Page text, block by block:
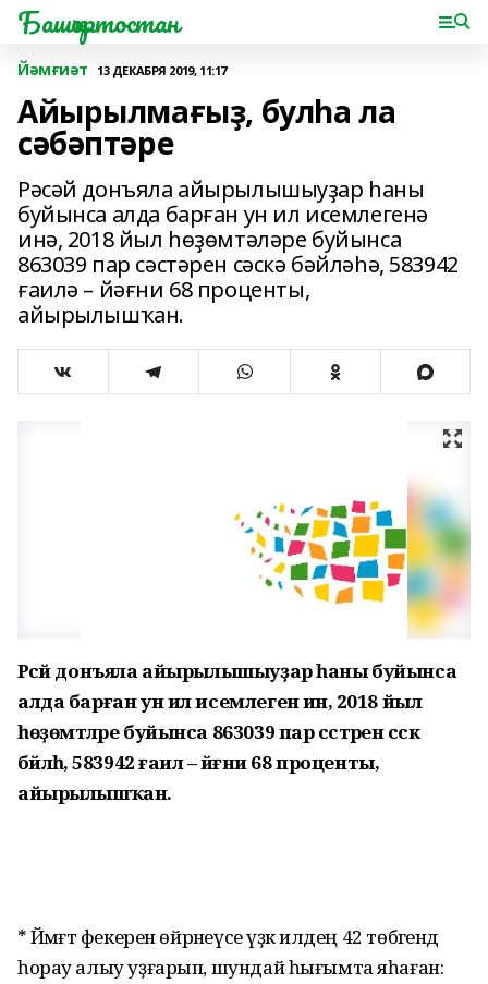
Башҡортостан
Йәмғиәт 13 ДЕКАБРЯ 2019, 11:17
Айырылмағыҙ, булһа ла
сәбәптәре
Рәсәй донъяла айырылышыуҙар һаны
буйынса алда барған ун ил исемлегенә
инә, 2018 йыл һөҙөмтәләре буйынса
863039 пар сәстәрен сәскә бәйләһә, 583942
ғаилә – йәғни 68 проценты,
айырылышҡан.
Рәсәй донъяла айырылышыуҙар һаны буйынса
алда барған ун ил исемлегенә инә, 2018 йыл
һөҙөмтәләре буйынса 863039 пар сәстәрен сәскә
бәйләһә, 583942 ғаилә – йәғни 68 проценты,
айырылышҡан.
* Йәмәғәт фекерен өйрәнеүсе үҙәк илдең 42 төбәгендә
һорау алыу уҙғарып, шундай һығымта яһаған: